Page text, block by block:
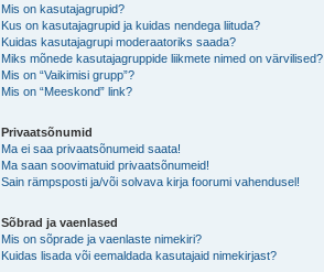
Mis on kasutajagrupid?
Kus on kasutajagrupid ja kuidas nendega liituda?
Kuidas kasutajagrupi moderaatoriks saada?
Miks mõnede kasutajagruppide liikmete nimed on värvilised?
Mis on “Vaikimisi grupp”?
Mis on “Meeskond” link?
Privaatsõnumid
Ma ei saa privaatsõnumeid saata!
Ma saan soovimatuid privaatsõnumeid!
Sain rämpsposti ja/või solvava kirja foorumi vahendusel!
Sõbrad ja vaenlased
Mis on sõprade ja vaenlaste nimekiri?
Kuidas lisada või eemaldada kasutajaid nimekirjast?